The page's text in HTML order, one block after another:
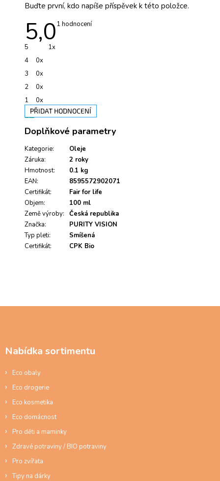
Buďte první, kdo napíše příspěvek k této položce.
5,0Průměrné
1 hodnocení
5
1x
4
0x
3
0x
2
0x
1
0x
PŘIDAT HODNOCENÍ
ý
i
s
h
d
n
o
c
e
n
í
Doplňkové parametry
Kategorie:
Oleje
Záruka:
2 roky
Hmotnost:
0.1 kg
EAN:
8595572902071
Certifikát:
Fair for life
Objem:
100 ml
Země výroby:
Česká republika
Značka:
PURITY VISION
Typ pleti:
Smíšená
Certifikát: CPK Bio
Nabídka sortimentu
Eco obaly
Eco drogerie
Eco kosmetika
Eco domácnost
Pro děti a maminky
Zdravé potraviny / BIO potraviny
Pro zvířata
Tipy na dárky